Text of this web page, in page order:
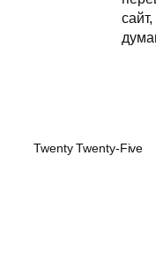
Twenty Twenty-Five